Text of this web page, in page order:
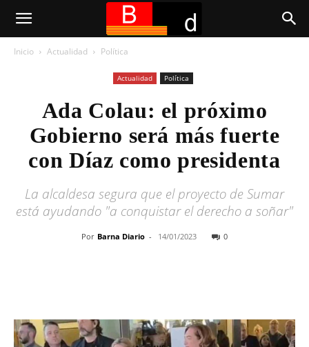
Inicio Actualidad Política
Actualidad Política
Ada Colau: el próximo
Gobierno será más fuerte
con Díaz como presidenta
La alcaldesa segura que el proyecto de Sumar
está ayudando "a conquistar el derecho a soñar"
Por Barna Diario - 14/01/2023 0